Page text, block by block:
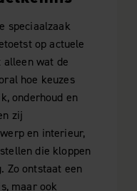
speciaalzaak
op actuele
alleen wat de
hoe keuzes
onderhoud en
zij
en interieur,
die kloppen
Zo ontstaat een
maar ook